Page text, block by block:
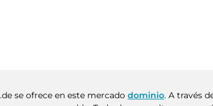
se ofrece en este mercado dominio. A través